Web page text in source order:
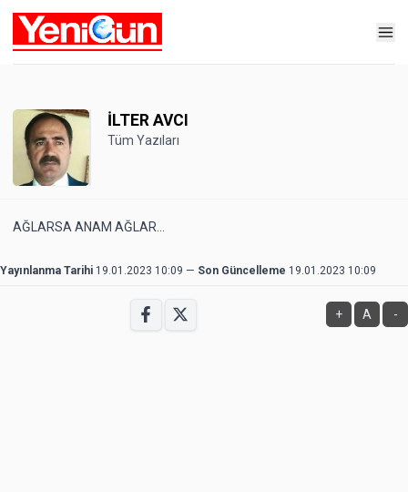
İLTER AVCI
Tüm Yazıları
AĞLARSA ANAM AĞLAR...
Yayınlanma Tarihi 19.01.2023 10:09 — Son Güncelleme 19.01.2023 10:09
+ A -